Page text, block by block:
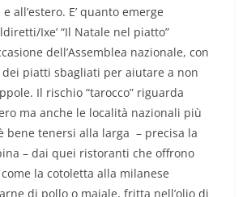
all’estero. E’ quanto emerge
Ixe’ “Il Natale nel piatto”
dell’Assemblea nazionale, con
piatti sbagliati per aiutare a non
Il rischio “tarocco” riguarda
ma anche le località nazionali più
bene tenersi alla larga – precisa la
– dai quei ristoranti che offrono
la cotoletta alla milanese
di pollo o maiale, fritta nell’olio di